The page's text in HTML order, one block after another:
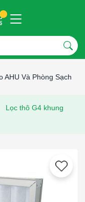
AHU Và Phòng Sạch
Lọc thô G4 khung